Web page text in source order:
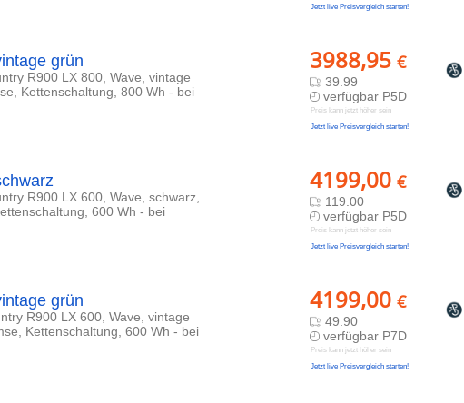
Jetzt live Preisvergleich starten!
3988,95 €
39.99
verfügbar P5D
Preis kann jetzt höher sein
Jetzt live Preisvergleich starten!
grün
R900 LX 800, Wave, vintage
Kettenschaltung, 800 Wh - bei
4199,00 €
119.00
verfügbar P5D
Preis kann jetzt höher sein
Jetzt live Preisvergleich starten!
R900 LX 600, Wave, schwarz,
600 Wh - bei
4199,00 €
49.90
verfügbar P7D
Preis kann jetzt höher sein
Jetzt live Preisvergleich starten!
grün
R900 LX 600, Wave, vintage
Kettenschaltung, 600 Wh - bei